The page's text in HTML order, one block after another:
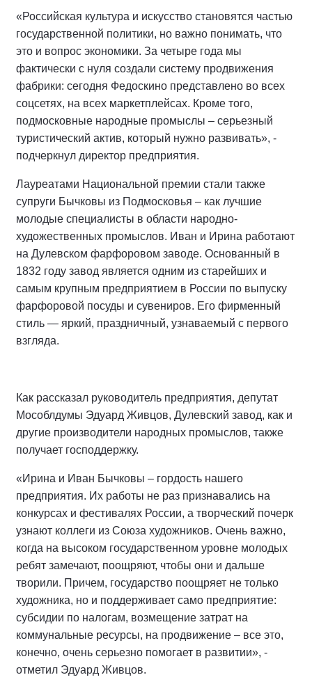
«Российская культура и искусство становятся частью
государственной политики, но важно понимать, что
это и вопрос экономики. За четыре года мы
фактически с нуля создали систему продвижения
фабрики: сегодня Федоскино представлено во всех
соцсетях, на всех маркетплейсах. Кроме того,
подмосковные народные промыслы – серьезный
туристический актив, который нужно развивать», -
подчеркнул директор предприятия.
Лауреатами Национальной премии стали также
супруги Бычковы из Подмосковья – как лучшие
молодые специалисты в области народно-
художественных промыслов. Иван и Ирина работают
на Дулевском фарфоровом заводе. Основанный в
1832 году завод является одним из старейших и
самым крупным предприятием в России по выпуску
фарфоровой посуды и сувениров. Его фирменный
стиль — яркий, праздничный, узнаваемый с первого
взгляда.
Как рассказал руководитель предприятия, депутат
Мособлдумы Эдуард Живцов, Дулевский завод, как и
другие производители народных промыслов, также
получает господдержку.
«Ирина и Иван Бычковы – гордость нашего
предприятия. Их работы не раз признавались на
конкурсах и фестивалях России, а творческий почерк
узнают коллеги из Союза художников. Очень важно,
когда на высоком государственном уровне молодых
ребят замечают, поощряют, чтобы они и дальше
творили. Причем, государство поощряет не только
художника, но и поддерживает само предприятие:
субсидии по налогам, возмещение затрат на
коммунальные ресурсы, на продвижение – все это,
конечно, очень серьезно помогает в развитии», -
отметил Эдуард Живцов.